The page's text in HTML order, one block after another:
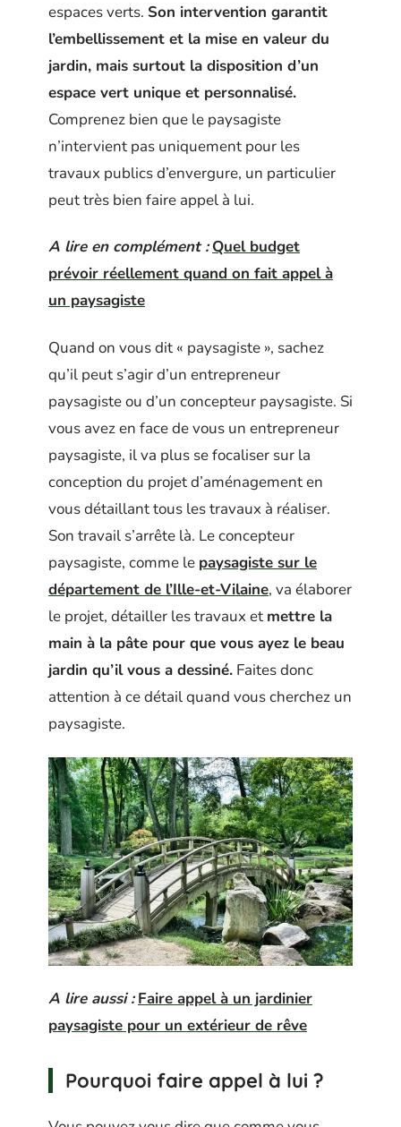
espaces verts. Son intervention garantit
l’embellissement et la mise en valeur du
jardin, mais surtout la disposition d’un
espace vert unique et personnalisé.
Comprenez bien que le paysagiste
n’intervient pas uniquement pour les
travaux publics d’envergure, un particulier
peut très bien faire appel à lui.
A lire en complément : Quel budget
prévoir réellement quand on fait appel à
un paysagiste
Quand on vous dit « paysagiste », sachez
qu’il peut s’agir d’un entrepreneur
paysagiste ou d’un concepteur paysagiste. Si
vous avez en face de vous un entrepreneur
paysagiste, il va plus se focaliser sur la
conception du projet d’aménagement en
vous détaillant tous les travaux à réaliser.
Son travail s’arrête là. Le concepteur
paysagiste, comme le paysagiste sur le
département de l’Ille-et-Vilaine, va élaborer
le projet, détailler les travaux et mettre la
main à la pâte pour que vous ayez le beau
jardin qu’il vous a dessiné. Faites donc
attention à ce détail quand vous cherchez un
paysagiste.
A lire aussi : Faire appel à un jardinier
paysagiste pour un extérieur de rêve
Pourquoi faire appel à lui ?